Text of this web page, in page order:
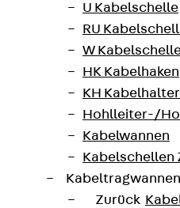
U Kabelschelle
RU
W
HK Kabelhaken
KH Kabelhalter
Hohlleiter-/
Kabelwannen
Kabelschellen
Zurück